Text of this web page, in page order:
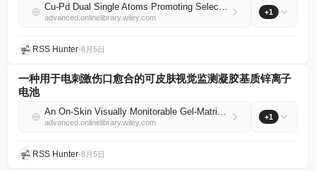
Cu‐Pd Dual Single Atoms Promoting Selective CO2 Photoreduction to C2 Products in Seawater
advanced.onlinelibrary.wiley.com
+1
RSS Hunter•8月5日
一种用于电刺激伤口愈合的可皮肤视觉监测凝胶基质锌离子
电池
An On‐Skin Visually Monitorable Gel‐Matrix Zinc–Ion Battery for Electrically Stimulated Wound Healing
advanced.onlinelibrary.wiley.com
+1
RSS Hunter•8月5日